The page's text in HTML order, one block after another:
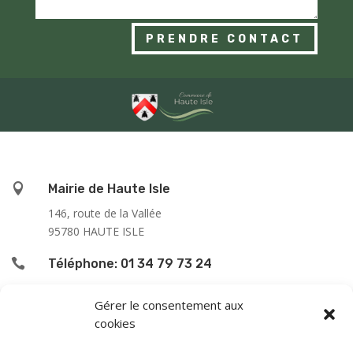
Gérer le consentement aux
cookies
PRENDRE CONTACT

Mairie de Haute Isle
146, route de la Vallée
95780 HAUTE ISLE
 Téléphone: 01 34 79 73 24
L’accueil du public se fait :
le lundi de 9h00 à 12h00